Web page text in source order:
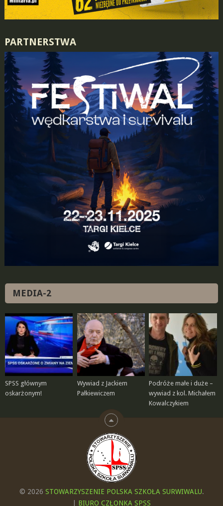
PARTNERSTWA
MEDIA-2
SPSS głównym
oskarżonym!
Wywiad z Jackiem
Pałkiewiczem
Podróże małe i duże –
wywiad z kol. Michałem
Kowalczykiem
© 2026 STOWARZYSZENIE POLSKA SZKOŁA SURWIWALU.
BIURO CZŁONKA SPSS